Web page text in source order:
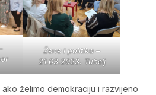
Žene i politika –
21.03.2023. Tuhelj
želimo demokraciju i razvijeno